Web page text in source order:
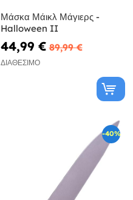
Μάσκα Μάικλ Μάγιερς -
Halloween II
44,99 € 89,99 €
ΔΙΑΘΈΣΙΜΟ
-40%